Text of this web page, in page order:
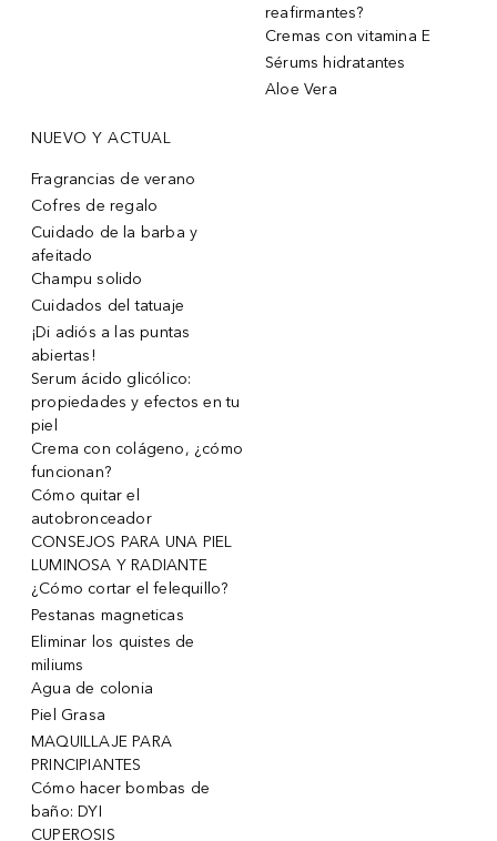
reafirmantes?
Cremas con vitamina E
Sérums hidratantes
Aloe Vera
NUEVO Y ACTUAL
Fragrancias de verano
Cofres de regalo
Cuidado de la barba y
afeitado
Champu solido
Cuidados del tatuaje
¡Di adiós a las puntas
abiertas!
Serum ácido glicólico:
propiedades y efectos en tu
piel
Crema con colágeno, ¿cómo
funcionan?
Cómo quitar el
autobronceador
CONSEJOS PARA UNA PIEL
LUMINOSA Y RADIANTE
¿Cómo cortar el felequillo?
Pestanas magneticas
Eliminar los quistes de
miliums
Agua de colonia
Piel Grasa
MAQUILLAJE PARA
PRINCIPIANTES
Cómo hacer bombas de
baño: DYI
CUPEROSIS